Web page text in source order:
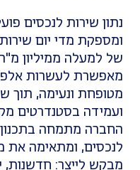
מדי יום שירותים
ממיליון מ"ר
לעשרות אלפי אנשים
ונעימה, תוך שמירה
בסטנדרטים מקצועיים
מתמחה בתכנון
ומתאימה את
לייצר: חדשנות, יוקרה,